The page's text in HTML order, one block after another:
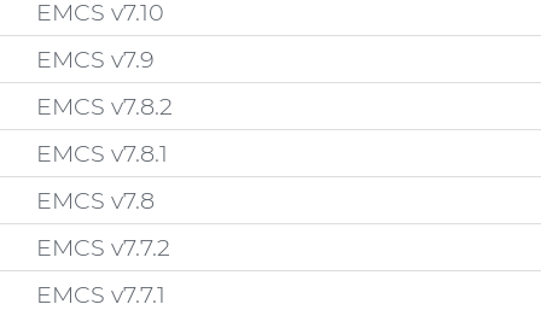
EMCS v7.10
EMCS v7.9
EMCS v7.8.2
EMCS v7.8.1
EMCS v7.8
EMCS v7.7.2
EMCS v7.7.1